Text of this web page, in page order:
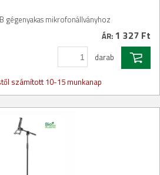
gégenyakas mikrofonállványhoz
ÁR: 1 327 Ft
darab
számított 10-15 munkanap